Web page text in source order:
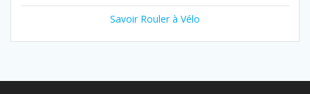
Savoir Rouler à Vélo